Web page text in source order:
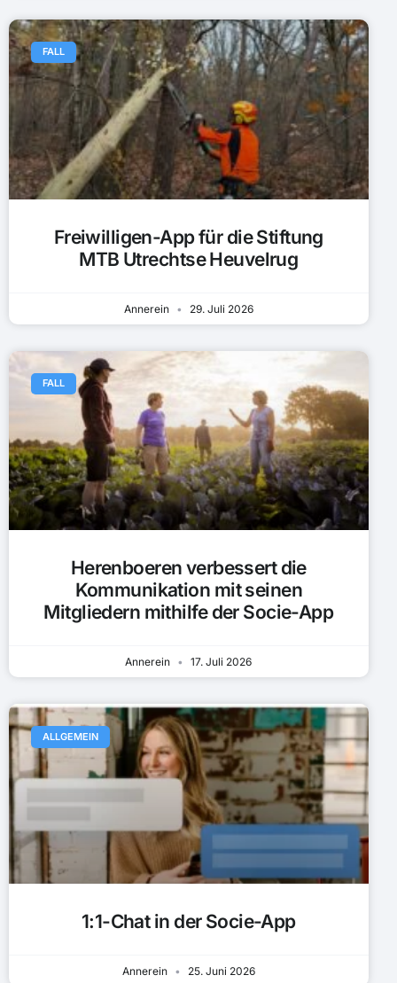
FALL
Freiwilligen-App für die Stiftung
MTB Utrechtse Heuvelrug
Annerein 29. Juli 2026
FALL
Herenboeren verbessert die
Kommunikation mit seinen
Mitgliedern mithilfe der Socie-App
Annerein 17. Juli 2026
ALLGEMEIN
1:1-Chat in der Socie-App
Annerein 25. Juni 2026